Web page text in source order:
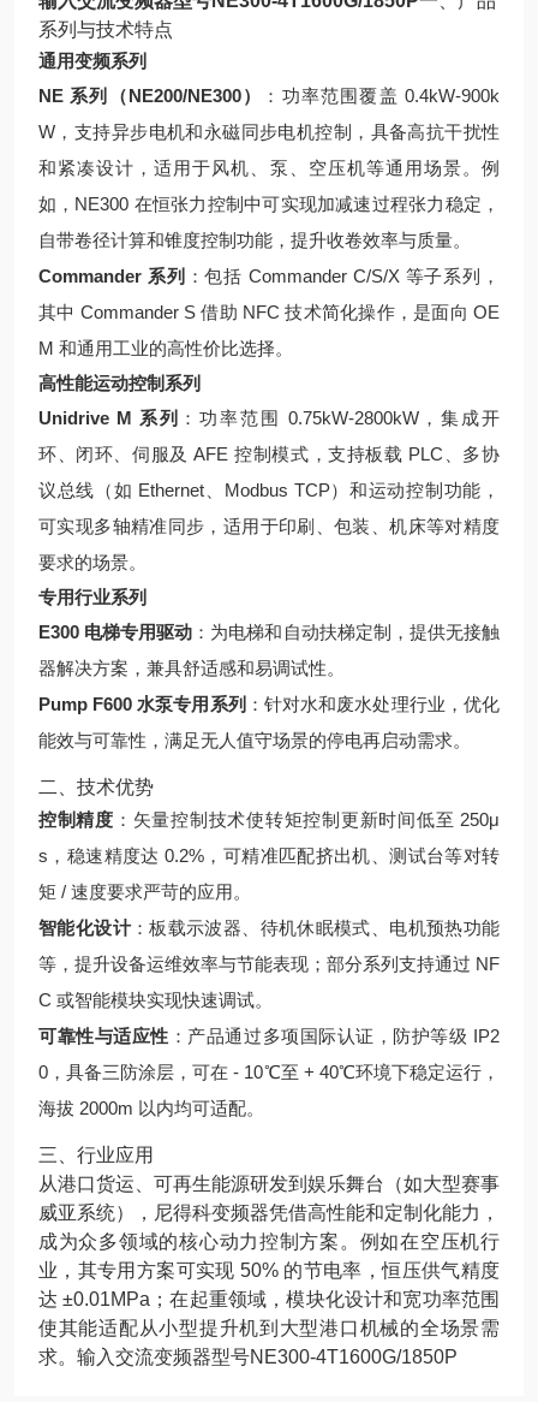
系列与技术特点
通用变频系列
NE 系列（NE200/NE300）
：功率范围覆盖 0.4kW-900k
W，支持异步电机和永磁同步电机控制，具备高抗干扰性
和紧凑设计，适用于风机、泵、空压机等通用场景。例
如，NE300 在恒张力控制中可实现加减速过程张力稳定，
自带卷径计算和锥度控制功能，提升收卷效率与质量。
Commander 系列 ：包括 Commander C/S/X 等子系列，
其中 Commander S 借助 NFC 技术简化操作，是面向 OE
M 和通用工业的高性价比选择。
高性能运动控制系列
Unidrive M 系列 ：功率范围 0.75kW-2800kW，集成开
环、闭环、伺服及 AFE 控制模式，支持板载 PLC、多协
议总线（如 Ethernet、Modbus TCP）和运动控制功能，
可实现多轴精准同步，适用于印刷、包装、机床等对精度
要求的场景。
专用行业系列
E300 电梯专用驱动 ：为电梯和自动扶梯定制，提供无接触
器解决方案，兼具舒适感和易调试性。
Pump F600 水泵专用系列 ：针对水和废水处理行业，优化
能效与可靠性，满足无人值守场景的停电再启动需求。
二、技术优势
控制精度 ：矢量控制技术使转矩控制更新时间低至 250μ
s，稳速精度达 0.2%，可精准匹配挤出机、测试台等对转
矩 / 速度要求严苛的应用。
智能化设计：板载示波器、待机休眠模式、电机预热功能
等，提升设备运维效率与节能表现；部分系列支持通过 NF
C 或智能模块实现快速调试。
可靠性与适应性 ：产品通过多项国际认证，防护等级 IP2
0，具备三防涂层，可在 - 10℃至 + 40℃环境下稳定运行，
海拔 2000m 以内均可适配。
三、行业应用
从港口货运、可再生能源研发到娱乐舞台（如大型赛事
威亚系统），尼得科变频器凭借高性能和定制化能力，
成为众多领域的核心动力控制方案。例如在空压机行
业，其专用方案可实现 50% 的节电率，恒压供气精度
达 ±0.01MPa；在起重领域，模块化设计和宽功率范围
使其能适配从小型提升机到大型港口机械的全场景需
求。 输入交流变频器型号NE300-4T1600G/1850P